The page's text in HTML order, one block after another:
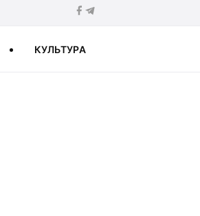
КУЛЬТУРА